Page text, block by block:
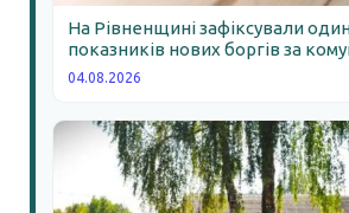
На Рівненщині зафіксували
показників нових боргів за
04.08.2026